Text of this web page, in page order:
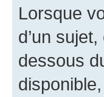
Lorsque
d’un
dessous